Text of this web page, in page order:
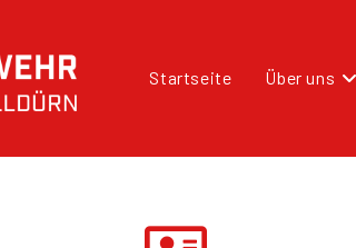
Startseite Über uns